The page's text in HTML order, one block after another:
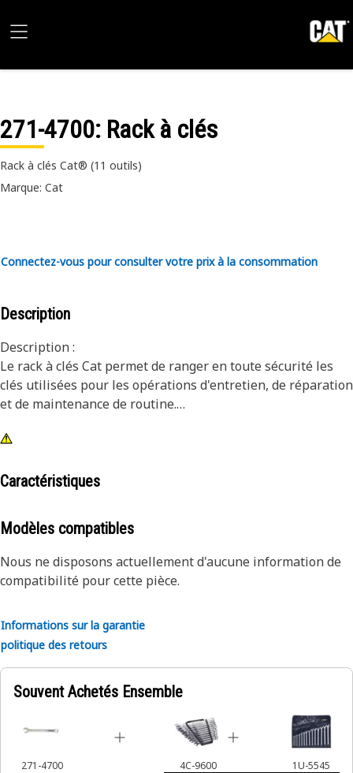
271-4700: Rack à clés
Rack à clés Cat® (11 outils)
Marque: Cat
Connectez-vous pour consulter votre prix à la consommation
Description
Description :
Le rack à clés Cat permet de ranger en toute sécurité les
clés utilisées pour les opérations d'entretien, de réparation
et de maintenance de routine.
Attributs :
• Permet de retirer les clés et de changer de clé à l'aide
Caractéristiques
Modèles compatibles
Nous ne disposons actuellement d'aucune information de
compatibilité pour cette pièce.
Informations sur la garantie
politique des retours
Souvent Achetés Ensemble
271-4700 4C-9600 1U-5545